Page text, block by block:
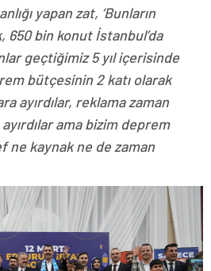
yapan zat, ‘Bunların
650 bin konut İstanbul’da
geçtiğimiz 5 yıl içerisinde
bütçesinin 2 katı olarak
ayırdılar, reklama zaman
ayırdılar ama bizim deprem
ne kaynak ne de zaman